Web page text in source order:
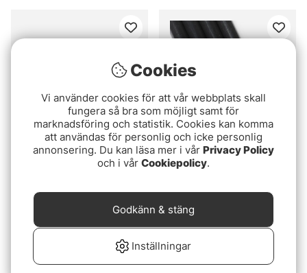
US Tube 10mm - Fluo
55 kr
Betyg:
4.5 utav 5
(4,8mm)
49 kr
Cookies
Vi använder cookies för att vår webbplats skall
fungera så bra som möjligt samt för
marknadsföring och statistik. Cookies kan komma
att användas för personlig och icke personlig
annonsering. Du kan läsa mer i vår Privacy Policy
och i vår Cookiepolicy.
Inställningar
Godkänn & stäng